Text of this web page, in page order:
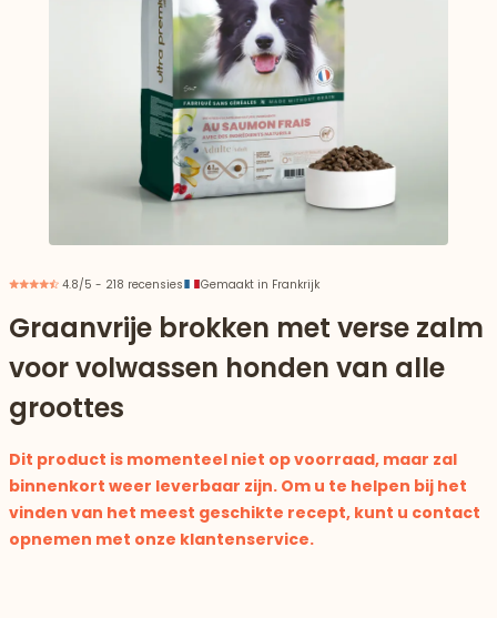
beneden
4.8/5 - 218 recensies Gemaakt in Frankrijk
Graanvrije brokken met verse zalm
voor volwassen honden van alle
groottes
Dit product is momenteel niet op voorraad, maar zal
binnenkort weer leverbaar zijn. Om u te helpen bij het
vinden van het meest geschikte recept, kunt u contact
opnemen met onze klantenservice.